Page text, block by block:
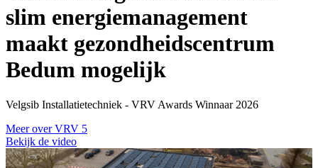
slim energiemanagement
maakt gezondheidscentrum
Bedum mogelijk
Velgsib Installatietechniek - VRV Awards Winnaar 2026
Meer over VRV 5
Bekijk de video